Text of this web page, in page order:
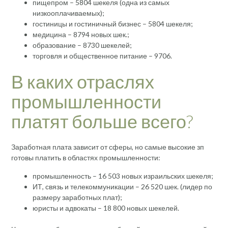
пищепром – 5804 шекеля (одна из самых
низкооплачиваемых);
гостиницы и гостиничный бизнес – 5804 шекеля;
медицина – 8794 новых шек.;
образование – 8730 шекелей;
торговля и общественное питание – 9706.
В каких отраслях
промышленности
платят больше всего?
Заработная плата зависит от сферы, но самые высокие зп
готовы платить в областях промышленности:
промышленность – 16 503 новых израильских шекеля;
ИТ, связь и телекоммуникации – 26 520 шек. (лидер по
размеру заработных плат);
юристы и адвокаты – 18 800 новых шекелей.